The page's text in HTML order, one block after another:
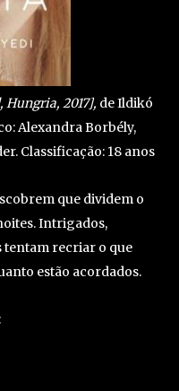
Hungria, 2017], de Ildikó
Alexandra Borbély,
Classificação: 18 anos
que dividem o
Intrigados,
tentam recriar o que
estão acordados.